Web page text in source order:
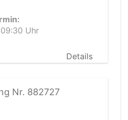
Uhr
Details
Nr. 882727